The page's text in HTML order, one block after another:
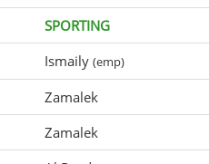
SPORTING
Ismaily (emp)
Zamalek
Zamalek